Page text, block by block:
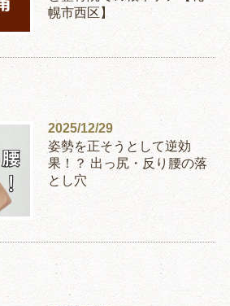
幌市西区】
2025/12/29
姿勢を正そうとして逆効
果！？ 出っ尻・反り腰の落
とし穴